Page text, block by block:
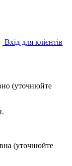
Вхід для клієнтів
(уточнюйте
(уточнюйте